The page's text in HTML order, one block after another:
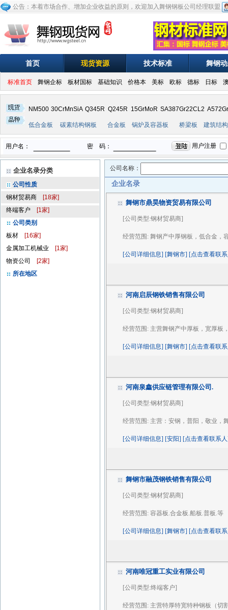
公告：本着市场合作、增加企业收益的原则，欢迎加入舞钢钢板公司经理联盟
首页 现货资源 技术标准 舞钢
标准首页 舞钢企标 板材国标 基础知识 价格本 美标 欧标 德标 日标
NM500 30CrMnSiA Q345R Q245R 15GrMoR SA387Gr22CL2
低合金板 碳素结构钢板 合金板 锅炉及容器板 桥梁板 建筑结
企业名录分类
公司性质
钢材贸易商
[18家]
终端客户
[1家]
公司类别
板材
[16家]
金属加工机械业
[1家]
物资公司
[2家]
所在地区
公司名称：
企业名录
舞钢市鼎昊物资贸易有限公司
[公司类型:钢材贸易商]
经营范围: 舞钢产中厚钢板，低合金，
[公司详细信息] [舞钢市] [点击查看联
河南启辰钢铁销售有限公司
[公司类型:钢材贸易商]
经营范围: 主营舞钢产中厚板，宽厚板
[公司详细信息] [舞钢市] [点击查看联
河南泉鑫供应链管理有限公司.
[公司类型:钢材贸易商]
经营范围: 主营：安钢，普阳，敬业，
[公司详细信息] [安阳] [点击查看联系
舞钢市融茂钢铁销售有限公司
[公司类型:钢材贸易商]
经营范围: 容器板.合金板.船板.普板.等
[公司详细信息] [舞钢市] [点击查看联
河南唯冠重工实业有限公司
[公司类型:终端客户]
经营范围: 主营特厚特宽特种钢板（切